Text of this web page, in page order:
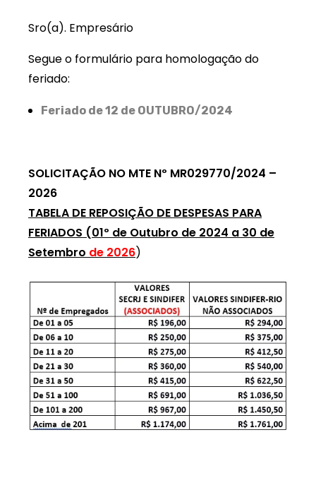
Sro(a). Empresário
Segue o formulário para homologação do
feriado:
Feriado de 12 de OUTUBRO/2024
SOLICITAÇÃO NO MTE Nº MR029770/2024 –
2026
TABELA DE REPOSIÇÃO DE DESPESAS PARA
FERIADOS (01º de Outubro de 2024 a 30 de
Setembro de 2026)